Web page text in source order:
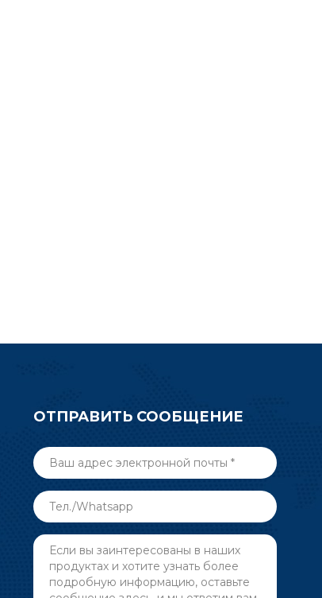
ОТПРАВИТЬ СООБЩЕНИЕ